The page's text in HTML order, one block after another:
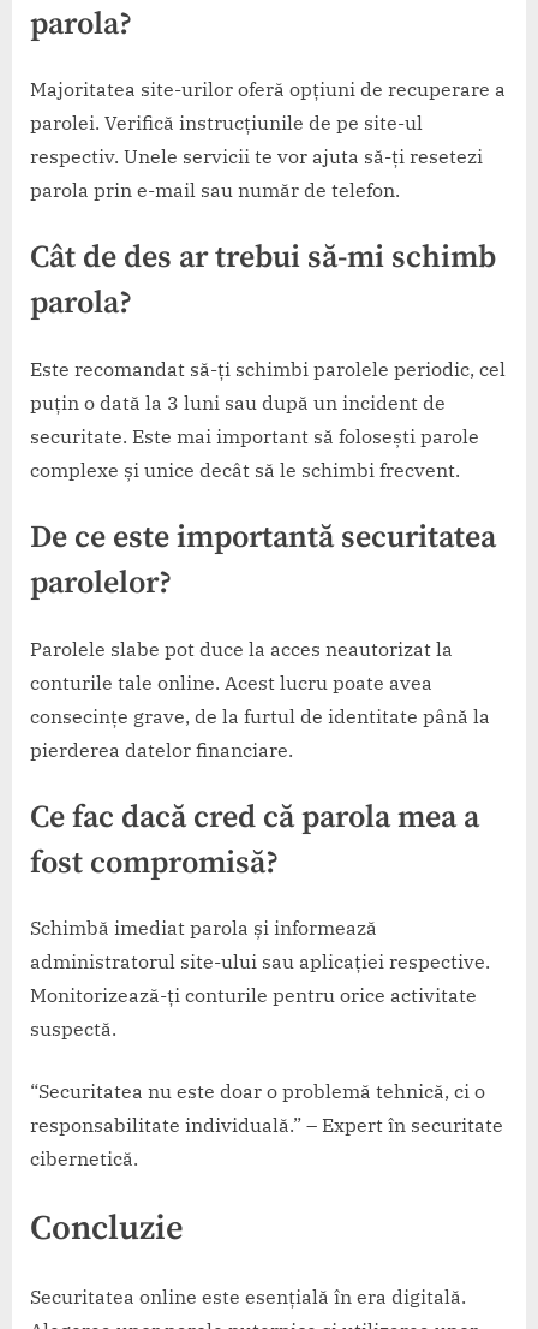
parola?
Majoritatea site-urilor oferă opțiuni de recuperare a
parolei. Verifică instrucțiunile de pe site-ul
respectiv. Unele servicii te vor ajuta să-ți resetezi
parola prin e-mail sau număr de telefon.
Cât de des ar trebui să-mi schimb
parola?
Este recomandat să-ți schimbi parolele periodic, cel
puțin o dată la 3 luni sau după un incident de
securitate. Este mai important să folosești parole
complexe și unice decât să le schimbi frecvent.
De ce este importantă securitatea
parolelor?
Parolele slabe pot duce la acces neautorizat la
conturile tale online. Acest lucru poate avea
consecințe grave, de la furtul de identitate până la
pierderea datelor financiare.
Ce fac dacă cred că parola mea a
fost compromisă?
Schimbă imediat parola și informează
administratorul site-ului sau aplicației respective.
Monitorizează-ți conturile pentru orice activitate
suspectă.
“Securitatea nu este doar o problemă tehnică, ci o
responsabilitate individuală.” – Expert în securitate
cibernetică.
Concluzie
Securitatea online este esențială în era digitală.